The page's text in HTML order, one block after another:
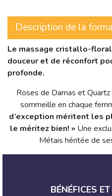
Description de la
Le massage cristallo-
douceur et de réconfort
profonde.
Roses de Damas et
sommeille en chaque
d’exception méritent les
le méritez bien! » Une
Métais héritée de
BÉNÉFICES